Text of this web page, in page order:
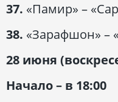
37. «Памир» –
38. «Зарафшон» –
28 июня
Начало – в 18:00